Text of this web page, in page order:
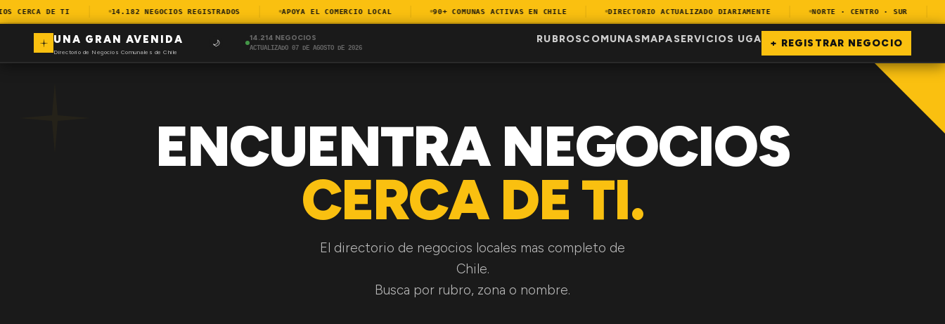
CERCA DE TI 14.182 NEGOCIOS REGISTRADOS APOYA EL COMERCIO LOCAL 90+ COMUNAS ACTIVAS EN CHILE DIRECTORIO ACTUALIZADO DIARIAMENTE NORTE · CENTRO · SUR
UNA GRAN AVENIDA
Directorio de Negocios Comunales de Chile
🌙
14.214 NEGOCIOS
ACTUALIZADO 07 DE AGOSTO DE 2026
RUBROSCOMUNASMAPASERVICIOS UGA + REGISTRAR NEGOCIO
ENCUENTRA NEGOCIOS
CERCA DE TI.
El directorio de negocios locales mas completo de
Chile.
Busca por rubro, zona o nombre.